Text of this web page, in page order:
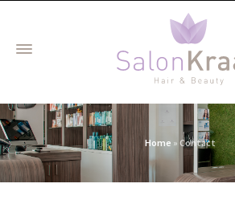
Home » Contact